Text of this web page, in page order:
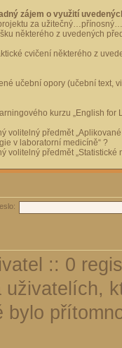
zájem o využití
za
některého z uvedených
cvičení některého z
učební opory (učební text,
kurzu „English for
volitelný předmět „Aplikované
v laboratorní medicíně“ ?
volitelný předmět „Statistické
:: 0
uživatelích,
bylo